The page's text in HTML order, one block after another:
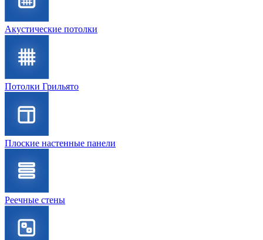
Акустические потолки
Потолки Грильято
Плоские настенные панели
Реечные стены